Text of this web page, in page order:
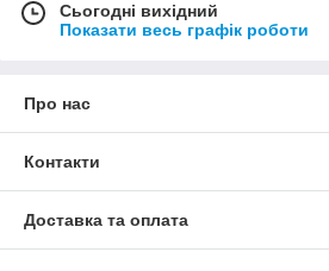
Сьогодні вихідний
Показати весь графік роботи
Про нас
Контакти
Доставка та оплата